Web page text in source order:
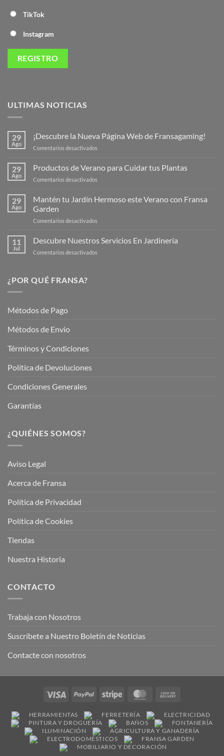
TikTok
Instagram
ULTIMAS NOTICIAS
29
Ago
¡Descubre la Nueva Página Web de Fransagaming!
Comentarios desactivados
Nueva
de
29
Ago
Productos de Verano para Cuidar tus Plantas
Comentarios desactivados
de
Verano
Plantas
29
Ago
Mantén tu Jardín Hermoso este Verano con Fransa
Garden
Comentarios desactivados
tu
Jardín
11
Jul
Descubre Nuestros Servicios En Jardinería
Comentarios desactivados
¿POR QUÉ FRANSA?
Métodos de Pago
Métodos de Envio
Términos y Condiciones
Política de Devoluciones
Condiciones Generales
Garantías
¿QUIÉNES SOMOS?
Aviso Legal
Acerca de Fransa
Política de Privacidad
Política de Cookies
Tiendas
Nuestra Historia
CONTACTO
Trabaja con Nosotros
Suscríbete a Nuestro Boletín de Noticias
Contacte con nosotros
Visa PayPal Stripe MasterCard
Delivery
HERRAMIENTAS FERRETERÍA
ELECTRICIDAD
PINTURA Y DROGUERÍA
BAÑOS
FONTANERÍA
ILUMINACIÓN
AGRICULTURA Y GANADERÍA
ELECTRODOMÉSTICOS
FRANSA GARDEN
MOBILIARIO Y DECORACIÓN